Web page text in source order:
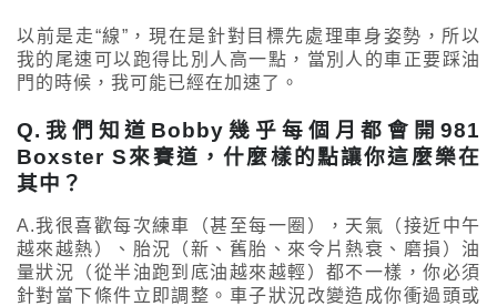
以前是走“線”，現在是針對目標先處理車身姿勢，所以
我的尾速可以跑得比別人高一點，當別人的車正要踩油
門的時候，我可能已經在加速了。
Q.我們知道Bobby幾乎每個月都會開981
Boxster S來賽道，什麼樣的點讓你這麼樂在
其中？
A.我很喜歡每次練車（甚至每一圈），天氣（接近中午
越來越熱）、胎況（新、舊胎、來令片熱衰、磨損）油
量狀況（從半油跑到底油越來越輕）都不一樣，你必須
針對當下條件立即調整。車子狀況改變造成你衝過頭或